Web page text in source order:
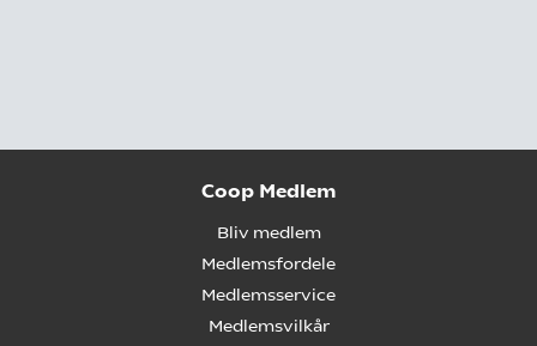
Coop Medlem
Bliv medlem
Medlemsfordele
Medlemsservice
Medlemsvilkår